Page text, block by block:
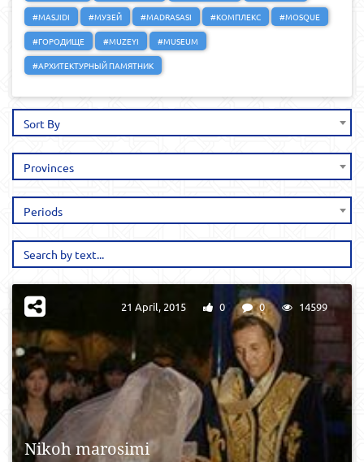
#MASJIDI
#МУЗЕЙ #MADRASASI #КОМПЛЕКС
#MOSQUE
#ГОРОДИЩЕ
#MUZEYI
#MUSEUM
#АРХИТЕКТУРНЫЙ ПАМЯТНИК
Sort By
Provinces
Periods
Nikoh marosimi
21 April, 2015 0 0 14599